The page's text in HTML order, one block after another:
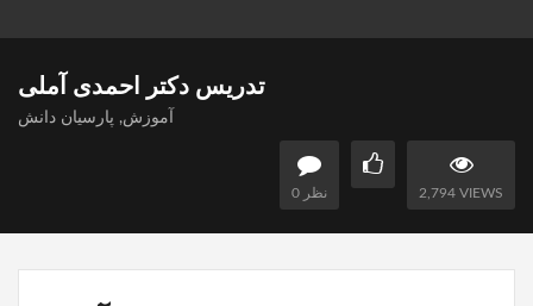
تدریس دکتر احمدی آملی
آموزش, پارسیان دانش
2,794 VIEWS 0 نظر